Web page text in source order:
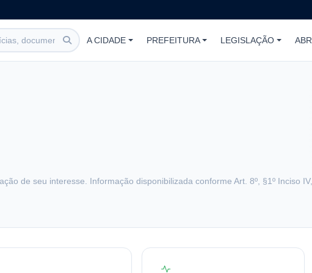
A CIDADE PREFEITURA LEGISLAÇÃO
de seu interesse. Informação disponibilizada conforme Art. 8º, §1º Inciso